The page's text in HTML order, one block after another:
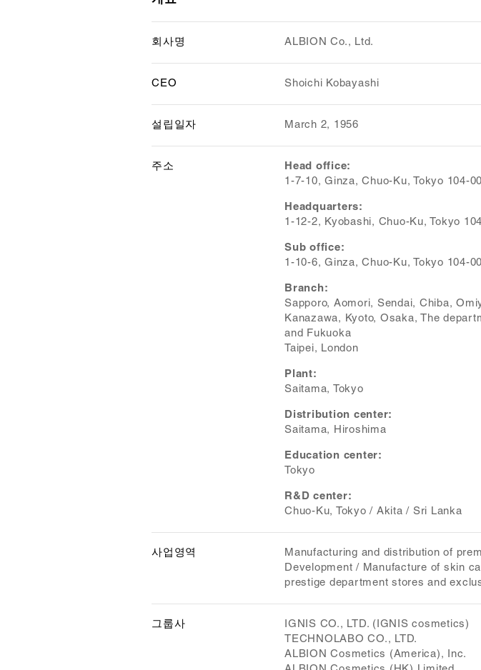
회사명 ALBION Co., Ltd.
CEO Shoichi Kobayashi
설립일자 March 2, 1956
주소
Head office:
1-7-10, Ginza, Chuo-Ku, Tokyo 104-
Headquarters:
1-12-2, Kyobashi, Chuo-Ku, Tokyo
Sub office:
1-10-6, Ginza, Chuo-Ku, Tokyo 104-
Branch:
Sapporo, Aomori, Sendai, Chiba,
Kanazawa, Kyoto, Osaka, The
and Fukuoka
Taipei, London
Plant:
Saitama, Tokyo
Distribution center:
Saitama, Hiroshima
Education center:
Tokyo
R&D center:
Chuo-Ku, Tokyo / Akita / Sri Lanka
사업영역
Manufacturing and distribution of
Development / Manufacture of skin
prestige department stores and
그룹사
IGNIS CO., LTD. (IGNIS cosmetics)
TECHNOLABO CO., LTD.
ALBION Cosmetics (America), Inc.